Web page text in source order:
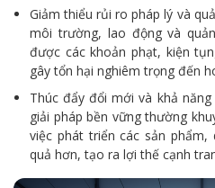
Giảm thiểu rủi ro pháp lý và
môi trường, lao động và
được các khoản phạt, kiện
gây tổn hại nghiêm trọng đến
Thúc đẩy đổi mới và khả
giải pháp bền vững thường
việc phát triển các sản
quả hơn, tạo ra lợi thế cạnh